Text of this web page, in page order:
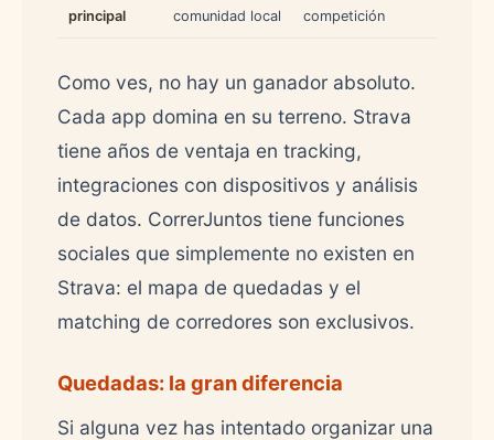
principal
comunidad local
competición
Como ves, no hay un ganador absoluto.
Cada app domina en su terreno. Strava
tiene años de ventaja en tracking,
integraciones con dispositivos y análisis
de datos. CorrerJuntos tiene funciones
sociales que simplemente no existen en
Strava: el mapa de quedadas y el
matching de corredores son exclusivos.
Quedadas: la gran diferencia
Si alguna vez has intentado organizar una